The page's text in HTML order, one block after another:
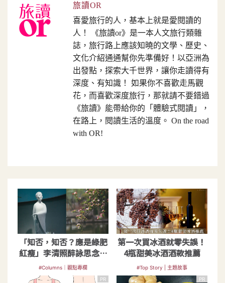
旅讀OR
喜愛旅行的人，基本上就是愛閱讀的
人！ 《旅讀or》是一本人文旅行類雜
誌，旅行路上應該知曉的文學、歷史、
文化介紹通通幫你先準備好！以亞洲為
出發點，探索大千世界，讓你走讀得有
深度、有知識！ 如果你不喜歡走馬觀
花，而喜歡深度旅行，那就請不要錯過
《旅讀》能帶給你的「體驗式閱讀」，
在路上，閱讀生活的溫度。 On the road
with OR!
「知否，知否？應是綠肥
紅瘦」李清照醉詠思念傳
千年
#Columns｜觀點專欄
第一次買冰酒就零失誤！
4瓶甜美冰酒酒款推薦
#Top Story | 主題故事
PR
PR